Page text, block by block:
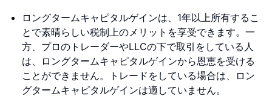
ロングタームキャピタルゲインは、1年以上所有するこ
とで素晴らしい税制上のメリットを享受できます。一
方、プロのトレーダーやLLCの下で取引をしている人
は、ロングタームキャピタルゲインから恩恵を受ける
ことができません。トレードをしている場合は、ロン
グタームキャピタルゲインは適していません。